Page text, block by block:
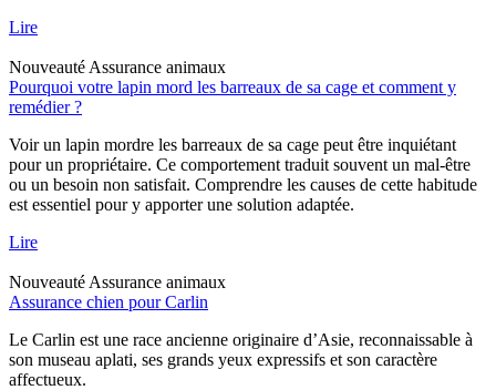
Lire
Nouveauté Assurance animaux
Pourquoi votre lapin mord les barreaux de sa cage et comment y
remédier ?
Voir un lapin mordre les barreaux de sa cage peut être inquiétant
pour un propriétaire. Ce comportement traduit souvent un mal-être
ou un besoin non satisfait. Comprendre les causes de cette habitude
est essentiel pour y apporter une solution adaptée.
Lire
Nouveauté Assurance animaux
Assurance chien pour Carlin
Le Carlin est une race ancienne originaire d’Asie, reconnaissable à
son museau aplati, ses grands yeux expressifs et son caractère
affectueux.